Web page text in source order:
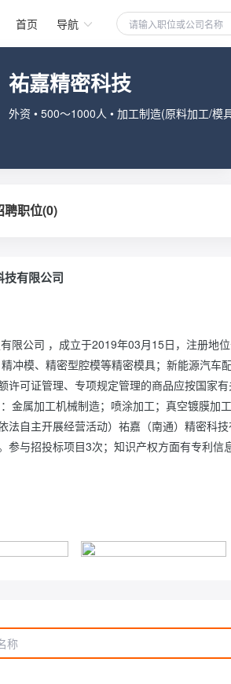
首页 导航
祐嘉精密科技
外资 • 500～1000人 • 加工制造(原料加工/模
聘职位(0)
技有限公司
限公司 ，成立于2019年03月15日，注册地
冲模、精密型腔模等精密模具；新能源汽
许可证管理、专项规定管理的商品应按国家
金属加工机械制造；喷涂加工；真空镀膜
法自主开展经营活动）祐嘉（南通）精密科
。参与招投标项目3次；知识产权方面有